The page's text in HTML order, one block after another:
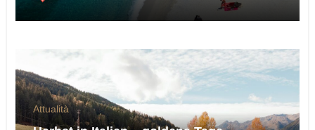
Attualità